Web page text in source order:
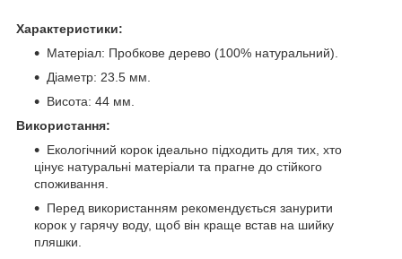
Характеристики:
Матеріал: Пробкове дерево (100% натуральний).
Діаметр: 23.5 мм.
Висота: 44 мм.
Використання:
Екологічний корок ідеально підходить для тих, хто
цінує натуральні матеріали та прагне до стійкого
споживання.
Перед використанням рекомендується занурити
корок у гарячу воду, щоб він краще встав на шийку
пляшки.